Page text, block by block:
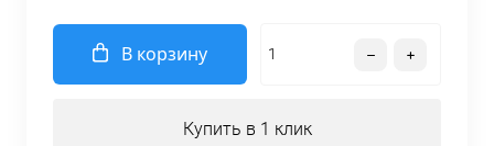
В корзину
Купить в 1 клик